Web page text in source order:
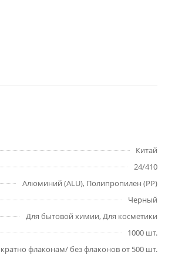
Китай
24/410
Алюминий (ALU), Полипропилен (PP)
Черный
Для бытовой химии, Для косметики
1000 шт.
кратно флаконам/ без флаконов от 500 шт.